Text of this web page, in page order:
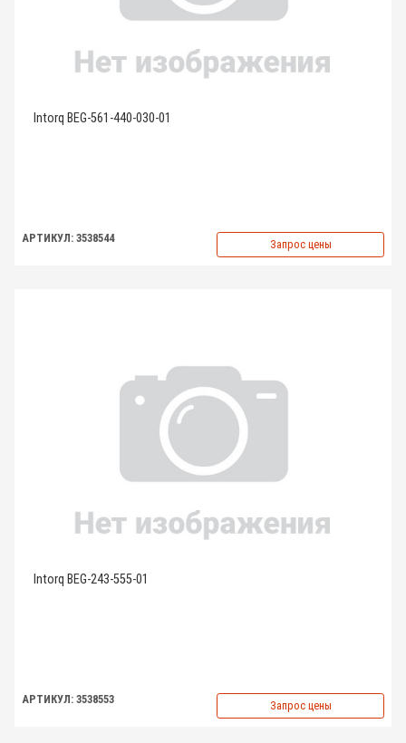
Intorq BEG-561-440-030-01
АРТИКУЛ: 3538544 Запрос цены
Intorq BEG-243-555-01
АРТИКУЛ: 3538553 Запрос цены